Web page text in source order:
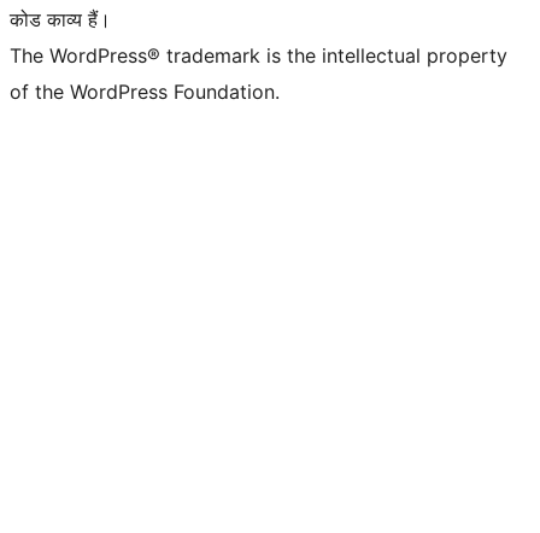
कोड काव्य हैं।
The WordPress® trademark is the intellectual property
of the WordPress Foundation.